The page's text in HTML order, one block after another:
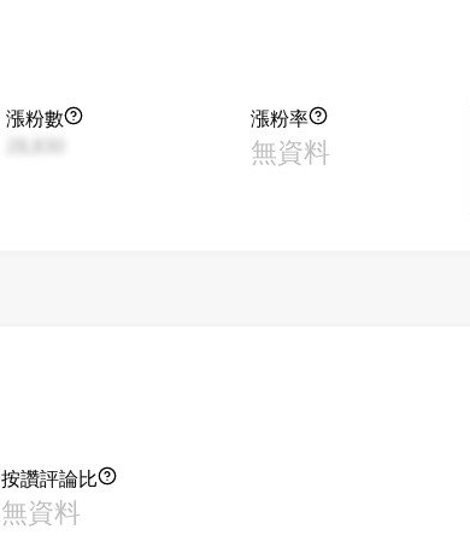
漲粉數
漲粉率
無資料
按讚評論比
無資料